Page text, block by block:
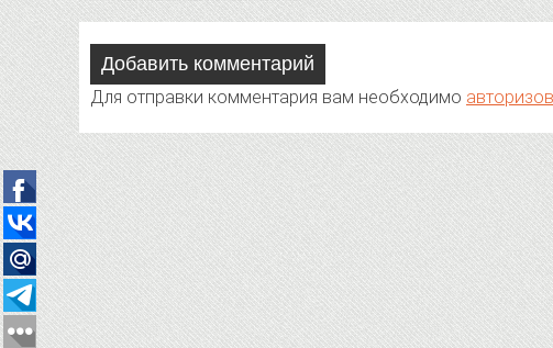
navigation
Добавить комментарий
Для отправки комментария вам необходимо